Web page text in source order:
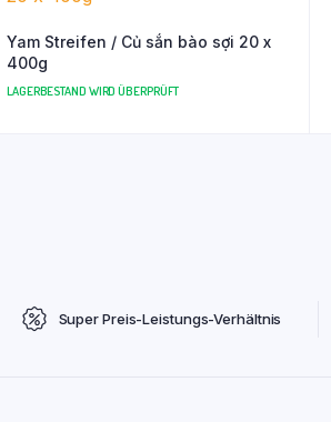
Yam Streifen / Củ sắn bào sợi 20 x
400g
LAGERBESTAND WIRD ÜBERPRÜFT
Super Preis-Leistungs-Verhältnis